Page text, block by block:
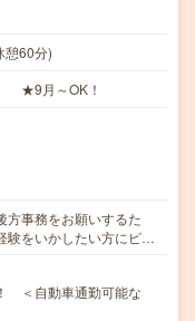
憩60分)
★9月～OK！
方事務をお願いするた
験をいかしたい方にピ…
＜自動車通勤可能な